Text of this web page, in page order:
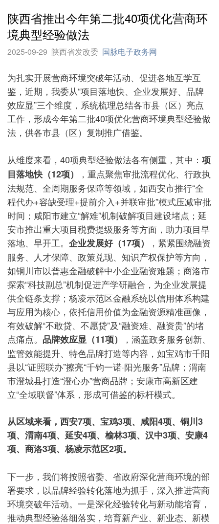
陕西省推出今年第二批40项优化营商环
境典型经验做法
2025-09-29 陕西省发改委 国脉电子政务网
为扎实开展营商环境突破年活动、促进各地互学互
鉴，近期，我委从“项目落地快、企业发展好、品牌
效应显”三个维度，系统梳理总结各市县（区）亮点
工作，形成今年第二批40项优化营商环境典型经验做
法，供各市县（区）复制推广借鉴。
从维度来看，40项典型经验做法各有侧重，其中： 项
目落地快（12项）
，重点聚焦审批流程优化、行政执
法规范、全周期服务保障等领域，如西安市推行“全
程代办+容缺受理+提前介入+并联审批”模式压减审批
时间；咸阳市建立“解难”机制破解项目建设堵点；延
安市推出重大项目税费提级服务等方面，助力项目早
落地、早开工。 企业发展好（17项）
，紧紧围绕融资
服务、人才保障、政策兑现、知识产权保护等方向，
如铜川市以普惠金融破解中小企业融资难题；商洛市
探索“科技副总”机制促进产学研融合，为企业发展提
供全链条支撑；杨凌示范区金融系统以信用体系构建
与应用为核心，依托信用价值为金融资源精准画像，
有效破解“不敢贷、不愿贷”及“融资难、融资贵”的堵
点痛点。 品牌效应显（11项）
，涵盖政务服务创新、
监管效能提升、特色品牌打造等内容，如宝鸡市千阳
县以“证照联办”擦亮“千钧一诺·阳光服务”品牌；渭南
市澄城县打造“澄心办”营商品牌；安康市高新区建
立“全域联督”体系，形成可借鉴的标杆模式。
从区域来看，西安7项、宝鸡3项、咸阳4项、铜川3
项、渭南4项、延安4项、榆林3项、汉中3项、安康4
项、商洛3项、杨凌示范区2项。
下一步，我们将按照省委、省政府深化营商环境的部
署要求，以品牌经验转化落地为抓手，深入推进营商
环境突破年活动。一是深化经验转化与新动能培育，
推动典型经验落细落实，培育新产业、新业态、新模